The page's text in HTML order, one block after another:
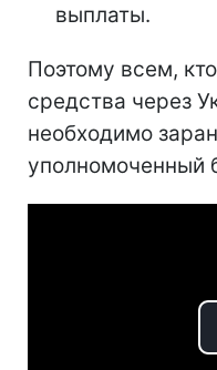
выплаты.
Поэтому всем,
средства через
необходимо
уполномоченный